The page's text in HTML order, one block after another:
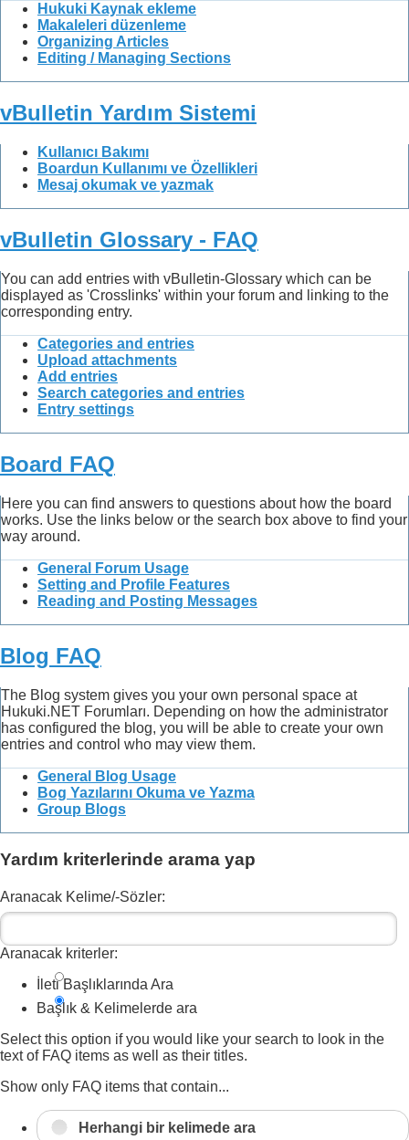
Hukuki Kaynak ekleme
Makaleleri düzenleme
Organizing Articles
Editing / Managing Sections
vBulletin Yardım Sistemi
Kullanıcı Bakımı
Boardun Kullanımı ve Özellikleri
Mesaj okumak ve yazmak
vBulletin Glossary - FAQ
You can add entries with vBulletin-Glossary which can be
displayed as 'Crosslinks' within your forum and linking to the
corresponding entry.
Categories and entries
Upload attachments
Add entries
Search categories and entries
Entry settings
Board FAQ
Here you can find answers to questions about how the board
works. Use the links below or the search box above to find your
way around.
General Forum Usage
Setting and Profile Features
Reading and Posting Messages
Blog FAQ
The Blog system gives you your own personal space at
Hukuki.NET Forumları. Depending on how the administrator
has configured the blog, you will be able to create your own
entries and control who may view them.
General Blog Usage
Bog Yazılarını Okuma ve Yazma
Group Blogs
Yardım kriterlerinde arama yap
Aranacak Kelime/-Sözler:
Aranacak kriterler:
İleti Başlıklarında Ara
Başlık & Kelimelerde ara
Select this option if you would like your search to look in the
text of FAQ items as well as their titles.
Show only FAQ items that contain...
Herhangi bir kelimede ara